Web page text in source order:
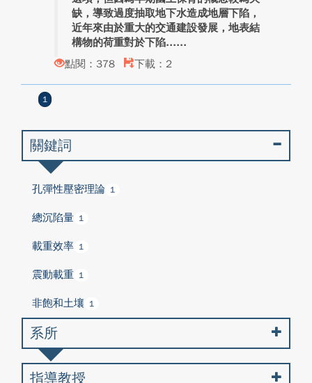
缺，導致過度抽取地下水造成地層下陷，
近年來由於重大的交通建設發展，地表結
構物的荷重對於下陷...
點閱：378
下載：2
1
關鍵詞
孔彈性壓密理論 1
總沉陷量 1
載重效率 1
震動載重 1
非飽和土壤 1
系所
指導教授